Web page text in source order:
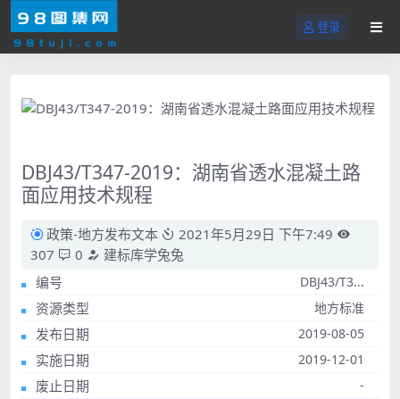
登录
DBJ43/T347-2019：湖南省透水混凝土路
面应用技术规程
政策-地方发布文本
2021年5月29日 下午7:49
307
0
建标库学兔兔
编号
DBJ43/T3...
资源类型 地方标准
发布日期 2019-08-05
实施日期 2019-12-01
废止日期 -